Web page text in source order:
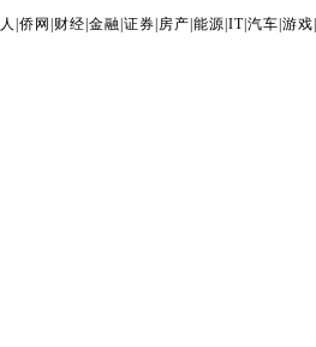
侨网 财经 金融 证券 房产 能源 IT| 汽车 游戏